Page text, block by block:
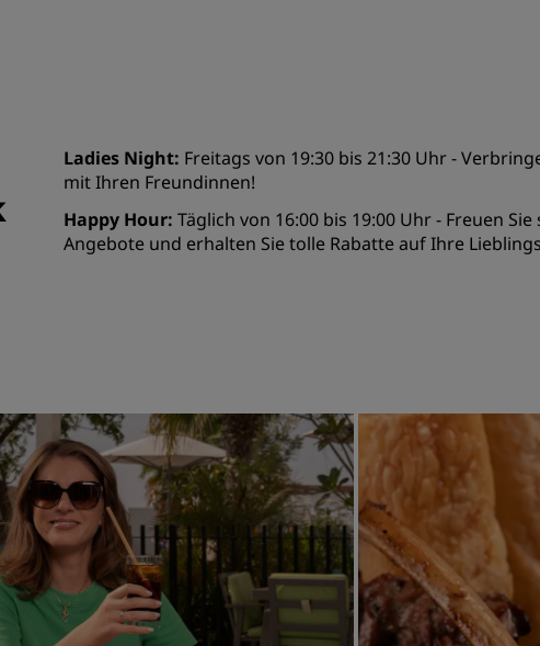
Ladies Night: Freitags von 19:30 bis 21:30 Uhr -
mit Ihren Freundinnen!
Happy Hour: Täglich von 16:00 bis 19:00 Uhr - Freuen
Angebote und erhalten Sie tolle Rabatte auf Ihre